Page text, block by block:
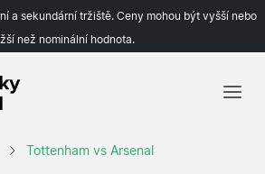
a sekundární tržiště. Ceny mohou být vyšší nebo
než nominální hodnota.
Tottenham vs Arsenal